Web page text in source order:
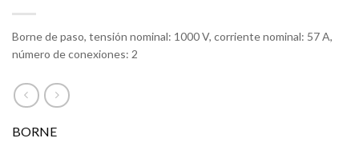
Borne de paso, tensión nominal: 1000 V, corriente nominal: 57 A,
número de conexiones: 2
BORNE